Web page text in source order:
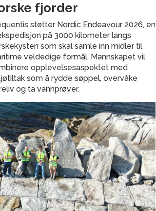
fjorder
støtter Nordic Endeavour 2026, en
på 3000 kilometer langs
som skal samle inn midler til
veldedige formål. Mannskapet vil
opplevelsesaspektet med
som å rydde søppel, overvåke
og ta vannprøver.